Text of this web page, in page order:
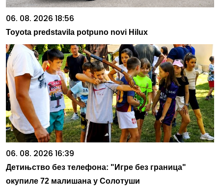
06. 08. 2026 18:56
Toyota predstavila potpuno novi Hilux
06. 08. 2026 16:39
Детињство без телефона: "Игре без граница"
окупиле 72 малишана у Солотуши